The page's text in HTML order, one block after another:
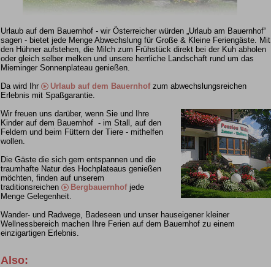
Urlaub auf dem Bauernhof - wir Österreicher würden „Urlaub am Bauernhof“
sagen - bietet jede Menge Abwechslung für Große & Kleine Feriengäste. Mit
den Hühner aufstehen, die Milch zum Frühstück direkt bei der Kuh abholen
oder gleich selber melken und unsere herrliche Landschaft rund um das
Mieminger Sonnenplateau genießen.
Da wird Ihr
Urlaub auf dem Bauernhofzum abwechslungsreichen
Erlebnis mit Spaßgarantie.
Wir freuen uns darüber, wenn Sie und Ihre
Kinder auf dem Bauernhof - im Stall, auf den
Feldern und beim Füttern der Tiere - mithelfen
wollen.
Die Gäste die sich gern entspannen und die
traumhafte Natur des Hochplateaus genießen
möchten, finden auf unserem
traditionsreichen
Bergbauernhof jede
Menge Gelegenheit.
Wander- und Radwege, Badeseen und unser hauseigener kleiner
Wellnessbereich machen Ihre Ferien auf dem Bauernhof zu einem
einzigartigen Erlebnis.
Also: